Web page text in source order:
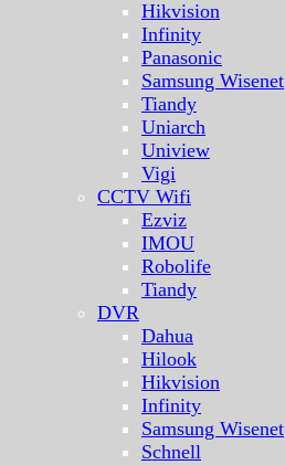
Hikvision
Infinity
Panasonic
Samsung Wisenet
Tiandy
Uniarch
Uniview
Vigi
CCTV Wifi
Ezviz
IMOU
Robolife
Tiandy
DVR
Dahua
Hilook
Hikvision
Infinity
Samsung Wisenet
Schnell